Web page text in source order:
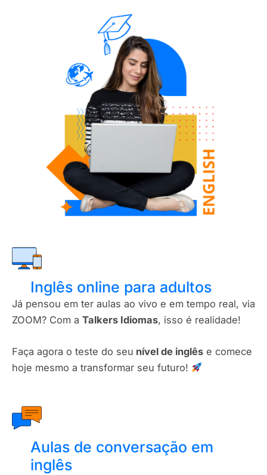
Inglês online para adultos
Já pensou em ter aulas ao vivo e em tempo real, via
ZOOM? Com a Talkers Idiomas, isso é realidade!
Faça agora o teste do seu nível de inglês e comece
hoje mesmo a transformar seu futuro!
Aulas de conversação em
inglês